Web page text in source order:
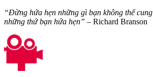
“Đừng hứa hẹn những gì bạn không thể
những thứ bạn hứa hẹn” – Richard Branson